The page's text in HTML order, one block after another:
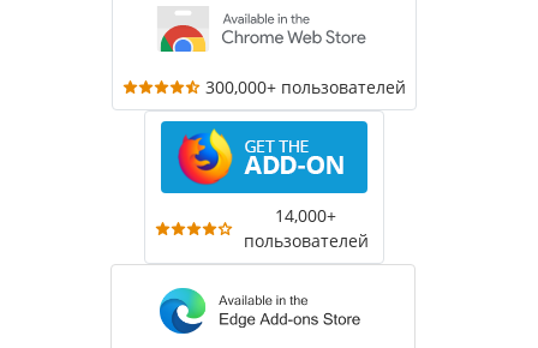
300,000+ пользователей
14,000+
пользователей